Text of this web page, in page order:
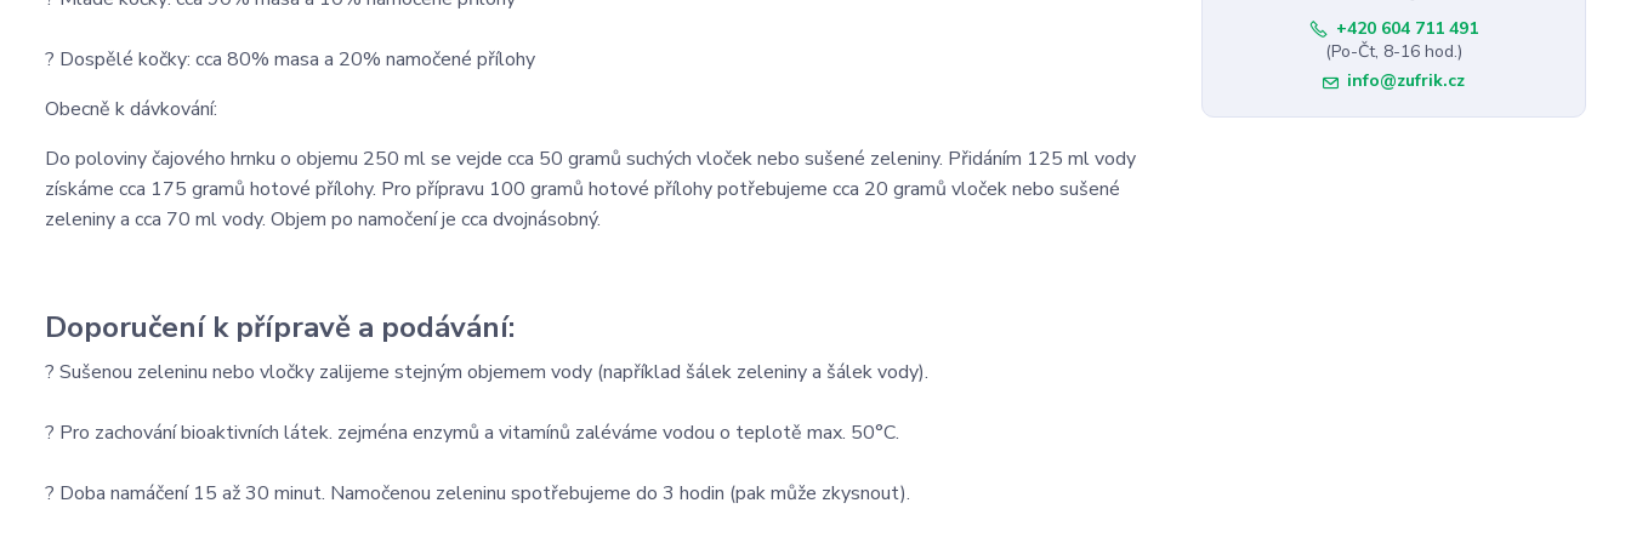
? Dospělé kočky: cca 80% masa a 20% namočené přílohy
Obecně k dávkování:
Do poloviny čajového hrnku o objemu 250 ml se vejde cca 50 gramů suchých vloček nebo sušené zeleniny. Přidáním 125 ml vody
získáme cca 175 gramů hotové přílohy. Pro přípravu 100 gramů hotové přílohy potřebujeme cca 20 gramů vloček nebo sušené
zeleniny a cca 70 ml vody. Objem po namočení je cca dvojnásobný.
Doporučení k přípravě a podávání:
? Sušenou zeleninu nebo vločky zalijeme stejným objemem vody (například šálek zeleniny a šálek vody).
? Pro zachování bioaktivních látek. zejména enzymů a vitamínů zaléváme vodou o teplotě max. 50°C.
? Doba namáčení 15 až 30 minut. Namočenou zeleninu spotřebujeme do 3 hodin (pak může zkysnout).
+420 604 711 491
(Po-Čt, 8-16 hod.)
info@zufrik.cz